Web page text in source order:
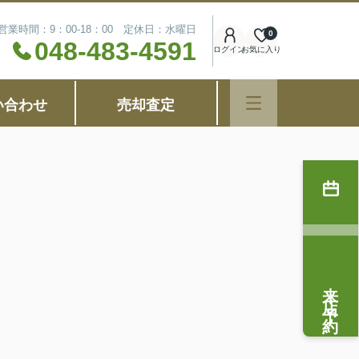
業時間：9：00-18：00 定休日：水曜日
048-483-4591 ログインお気に入り
0
合わせ 売却査定
来店予約